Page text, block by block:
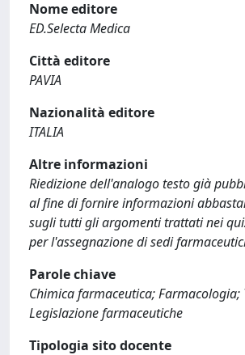
Nome editore
ED.Selecta Medica
Città editore
PAVIA
Nazionalità editore
ITALIA
Altre informazioni
Riedizione dell'analogo testo già
al fine di fornire informazioni
sugli tutti gli argomenti trattati nei
per l'assegnazione di sedi
Parole chiave
Chimica farmaceutica; Farmacologia;
Legislazione farmaceutiche
Tipologia sito docente